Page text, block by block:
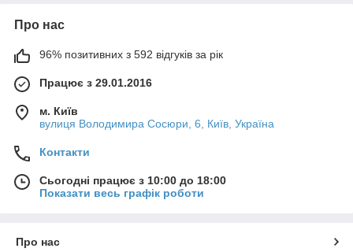
Про нас
96% позитивних з 592 відгуків за рік
Працює з 29.01.2016
м. Київ
вулиця Володимира Сосюри, 6, Київ, Україна
Контакти
Сьогодні працює з 10:00 до 18:00
Показати весь графік роботи
Про нас